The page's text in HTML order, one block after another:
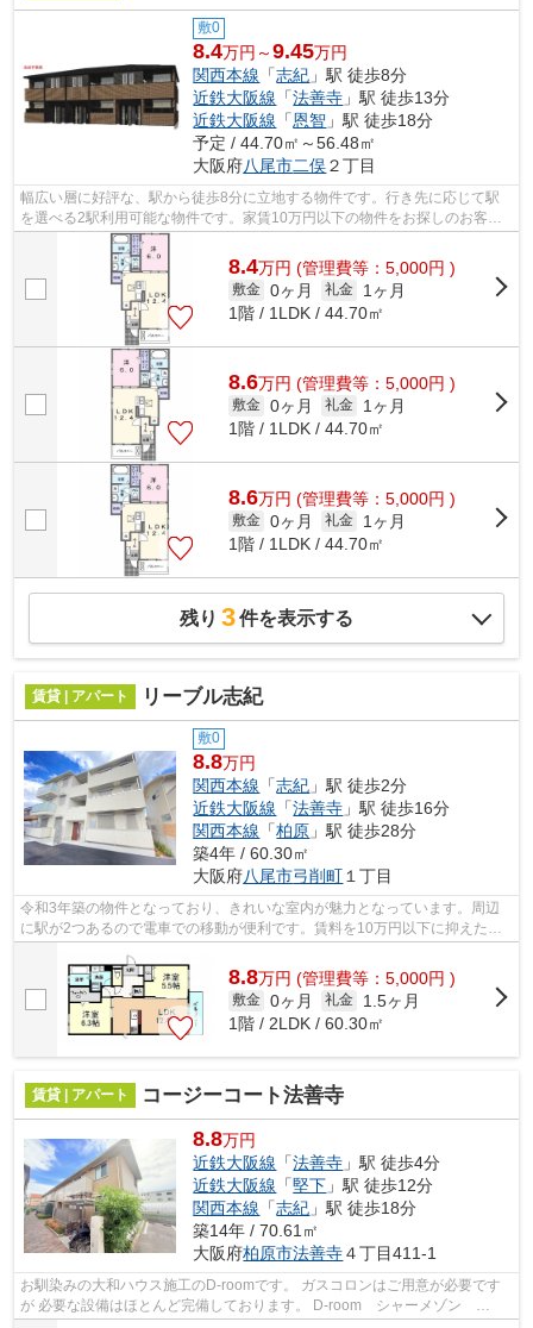
敷0
8.4万円～9.45万円
関西本線 「志紀 」駅 徒歩8分
近鉄大阪線 「法善寺 」駅 徒歩13分
近鉄大阪線 「恩智 」駅 徒歩18分
予定 / 44.70㎡～56.48㎡
大阪府八尾市二俣２丁目
幅広い層に好評な、駅から徒歩8分に立地する物件です。行き先に応じて駅
を選べる2駅利用可能な物件です。家賃10万円以下の物件をお探しのお客様
におすすめです。「CROSS FIELD」の物...
8.4万円 (管理費等：5,000円 )
敷金 0ヶ月 礼金
1ヶ月
1階 / 1LDK / 44.70㎡
8.6万円 (管理費等：5,000円 )
敷金 0ヶ月 礼金
1ヶ月
1階 / 1LDK / 44.70㎡
8.6万円 (管理費等：5,000円 )
敷金 0ヶ月 礼金
1ヶ月
1階 / 1LDK / 44.70㎡
残り 3件を表示する
賃貸 | アパート リーブル志紀
敷0
8.8万円
関西本線 「志紀 」駅 徒歩2分
近鉄大阪線 「法善寺 」駅 徒歩16分
関西本線 「柏原 」駅 徒歩28分
築4年 / 60.30㎡
大阪府八尾市弓削町 １丁目
令和3年築の物件となっており、きれいな室内が魅力となっています。周辺
に駅が2つあるので電車での移動が便利です。賃料を10万円以下に抑えたい
8.8万円 (管理費等：5,000円 )
敷金 0ヶ月 礼金
1.5ヶ月
1階 / 2LDK / 60.30㎡
賃貸 | アパート コージーコート法善寺
8.8万円
近鉄大阪線 「法善寺 」駅 徒歩4分
近鉄大阪線 「堅下 」駅 徒歩12分
関西本線 「志紀 」駅 徒歩18分
築14年 / 70.61㎡
大阪府柏原市法善寺４丁目411-1
お馴染みの大和ハウス施工のD-roomです。 ガスコロンはご用意が必要です
が 必要な設備はほとんど完備しております。 D-room シャーメゾン